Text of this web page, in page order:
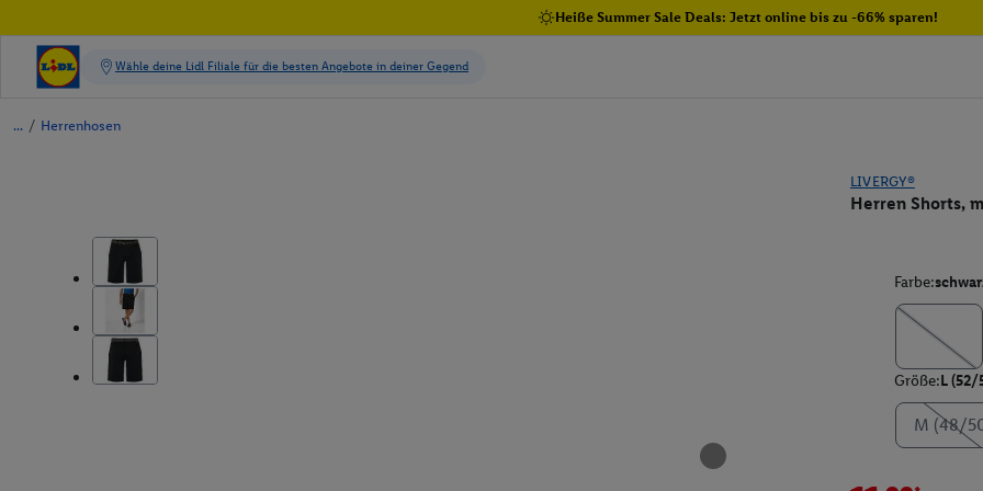
Heiße Summer Sale Deals: Jetzt online bis zu -66% sparen!
/ Herrenhosen
LIVERGY®
Herren Shorts,
Farbe:
Größe:L (52/
M (48/